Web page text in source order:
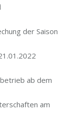
der Saison
ab dem
am